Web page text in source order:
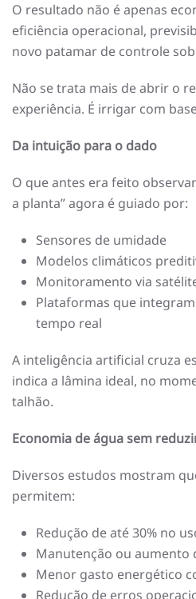
O resultado não é apenas
eficiência operacional,
novo patamar de controle
Não se trata mais de abrir o
experiência. É irrigar com
Da intuição para o dado
O que antes era feito
a planta” agora é guiado por:
Sensores de umidade
Modelos climáticos
Monitoramento via
Plataformas que
tempo real
A inteligência artificial cruza
indica a lâmina ideal, no
talhão.
Economia de água sem
Diversos estudos mostram
permitem:
Redução de até 30% no
Manutenção ou aumento
Menor gasto energético
Redução de erros